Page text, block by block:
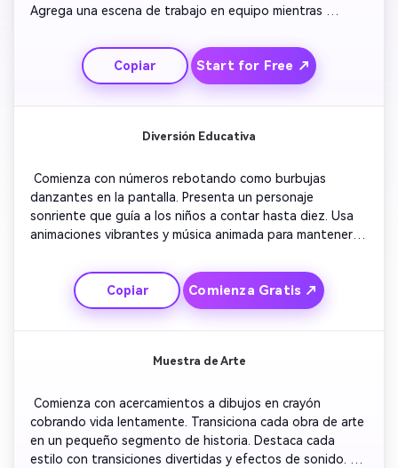
Agrega una escena de trabajo en equipo mientras
fondo alegre y breves momentos de risa. Concluye con
un aterrizaje seguro en casa y un mensaje sobre la
curiosidad. Cada escena debe ser brillante, caricaturesca
y llena de asombro para los pequeños espectadores.
Copiar Start for Free ↗
Diversión Educativa
Comienza con números rebotando como burbujas
danzantes en la pantalla. Presenta un personaje
sonriente que guía a los niños a contar hasta diez. Usa
animaciones vibrantes y música animada para mantener la
puedan responder interactivamente. Muestra confeti y
aplausos animados cuando lo logran. Termina con un
Copiar Comienza Gratis ↗
Muestra de Arte
Comienza con acercamientos a dibujos en crayón
cobrando vida lentamente. Transiciona cada obra de arte
en un pequeño segmento de historia. Destaca cada
estilo con transiciones divertidas y efectos de sonido.